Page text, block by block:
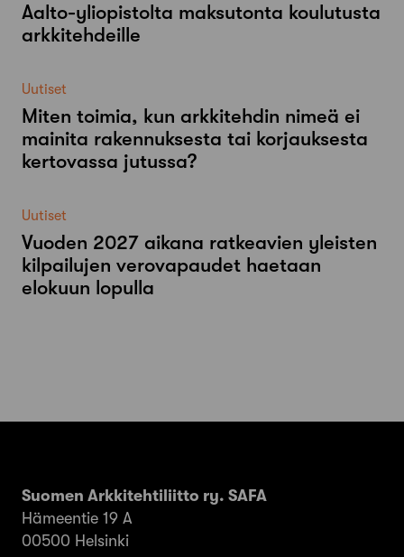
Aalto-​yliopistolta maksutonta koulutusta
arkkitehdeille
Uutiset
Miten toimia, kun arkkitehdin nimeä ei
mainita rakennuksesta tai korjauksesta
kertovassa jutussa?
Uutiset
Vuoden 2027 aikana ratkeavien yleisten
kilpailujen verovapaudet haetaan
elokuun lopulla
Suomen Arkkitehtiliitto ry. SAFA
Hämeentie 19 A
00500 Helsinki